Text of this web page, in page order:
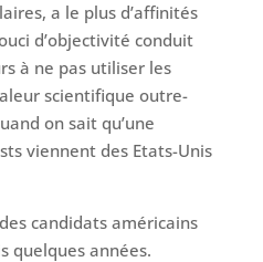
a le plus d’affinités
d’objectivité conduit
à ne pas utiliser les
scientifique outre-
on sait qu’une
viennent des Etats-Unis
candidats américains
quelques années.